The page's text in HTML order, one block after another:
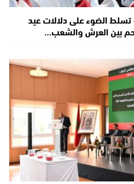
الضوء على دلالات عيد
بين العرش والشعب…